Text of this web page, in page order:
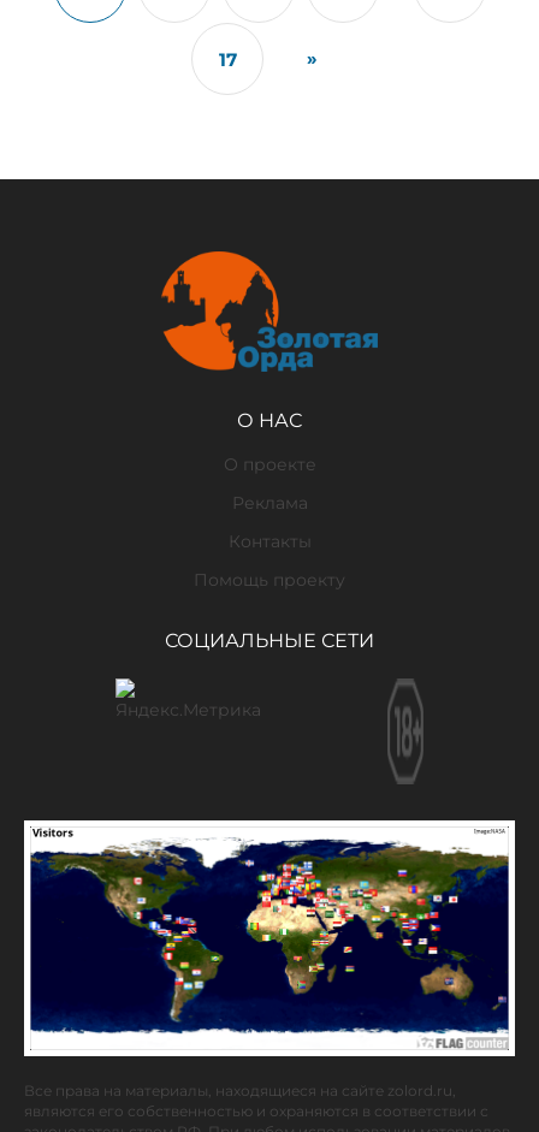
17 »
О НАС
О проекте
Реклама
Контакты
Помощь проекту
СОЦИАЛЬНЫЕ СЕТИ
Все права на материалы, находящиеся на сайте zolord.ru,
являются его собственностью и охраняются в соответствии с